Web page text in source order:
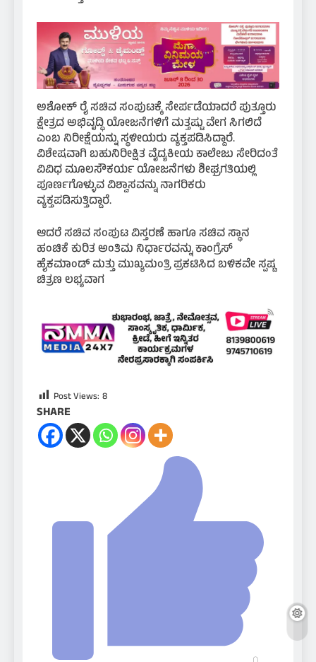
ಅಶೋಕ್ ರೈ ಸಚಿವ ಸಂಪುಟಕ್ಕೆ ಸೇರ್ಪಡೆಯಾದರೆ ಪುತ್ತೂರು
ಕ್ಷೇತ್ರದ ಅಭಿವೃದ್ಧಿ ಯೋಜನೆಗಳಿಗೆ ಮತ್ತಷ್ಟು ವೇಗ ಸಿಗಲಿದೆ
ಎಂಬ ನಿರೀಕ್ಷೆಯನ್ನು ಸ್ಥಳೀಯರು ವ್ಯಕ್ತಪಡಿಸಿದ್ದಾರೆ.
ವಿಶೇಷವಾಗಿ ಬಹುನಿರೀಕ್ಷಿತ ವೈದ್ಯಕೀಯ ಕಾಲೇಜು ಸೇರಿದಂತೆ
ವಿವಿಧ ಮೂಲಸೌಕರ್ಯ ಯೋಜನೆಗಳು ಶೀಘ್ರಗತಿಯಲ್ಲಿ
ಪೂರ್ಣಗೊಳ್ಳುವ ವಿಶ್ವಾಸವನ್ನು ನಾಗರಿಕರು
ವ್ಯಕ್ತಪಡಿಸುತ್ತಿದ್ದಾರೆ.
ಆದರೆ ಸಚಿವ ಸಂಪುಟ ವಿಸ್ತರಣೆ ಹಾಗೂ ಸಚಿವ ಸ್ಥಾನ
ಹಂಚಿಕೆ ಕುರಿತ ಅಂತಿಮ ನಿರ್ಧಾರವನ್ನು ಕಾಂಗ್ರೆಸ್
ಹೈಕಮಾಂಡ್ ಮತ್ತು ಮುಖ್ಯಮಂತ್ರಿ ಪ್ರಕಟಿಸಿದ ಬಳಿಕವೇ ಸ್ಪಷ್ಟ
ಚಿತ್ರಣ ಲಭ್ಯವಾಗ
Post Views: 8
SHARE